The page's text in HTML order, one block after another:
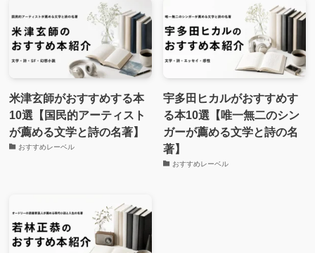
米津玄師がおすすめする本
10選【国民的アーティスト
が薦める文学と詩の名著】
おすすめレーベル
宇多田ヒカルがおすすめす
る本10選【唯一無二のシン
ガーが薦める文学と詩の名
著】
おすすめレーベル